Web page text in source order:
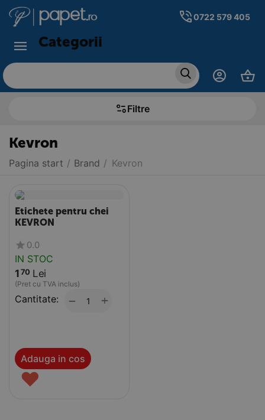
0722 579 405
Categorii
Filtre
Kevron
Pagina start / Brand / Kevron
Etichete pentru chei
KEVRON
0.0
IN STOC
1 70 Lei
(Pret cu TVA inclus)
Cantitate: +
−
Adauga in cos
♥